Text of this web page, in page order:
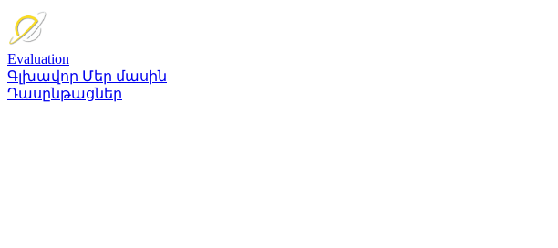
Evaluation
Գլխավոր Մեր մասին
Դասընթացներ